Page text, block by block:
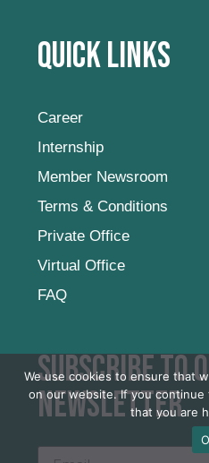
Quick Links
Career
Internship
Member Newsroom
Terms & Conditions
Private Office
Virtual Office
FAQ
Subscribe to
newsletter
We use cookies to ensure that
on our website. If you
that you are